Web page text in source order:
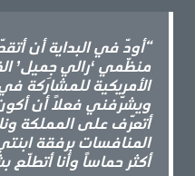
“أودّ في البداية أن
منظّمي ‘رالي جميل’
الأمريكية للمشارَكة
ويشرّفني فعلاً أن
أتعرّف على المملكة
المنافسات برفقة
أكثر حماساً وأنا